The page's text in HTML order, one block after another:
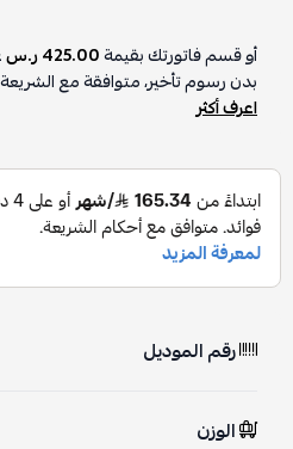
أو قسم فاتورتك بقيمة425.00 ر.س
بدون رسوم تأخير، متوافقة مع
اعرف أكثر
رقم الموديل
الوزن